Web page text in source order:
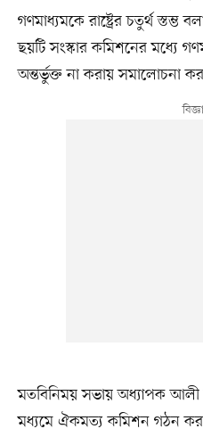
গণমাধ্যমকে রাষ্ট্রের চতুর্থ
ছয়টি সংস্কার কমিশনের মধ্যে
অন্তর্ভুক্ত না করায় সমালোচনা
মতবিনিময় সভায় অধ্যাপক আলী
মধ্যমে ঐকমত্য কমিশন গঠন